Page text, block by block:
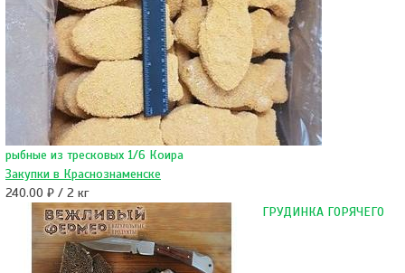
рыбные из тресковых 1/6 Коира
Закупки в Краснознаменске
240.00 ₽ / 2 кг
ГРУДИНКА ГОРЯЧЕГО